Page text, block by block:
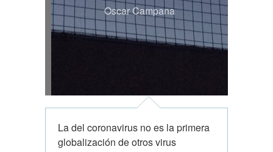
Oscar Campana
La del coronavirus no es la primera
globalización de otros virus